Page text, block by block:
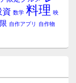
資 数学 料理 映
自作アプリ 自作物